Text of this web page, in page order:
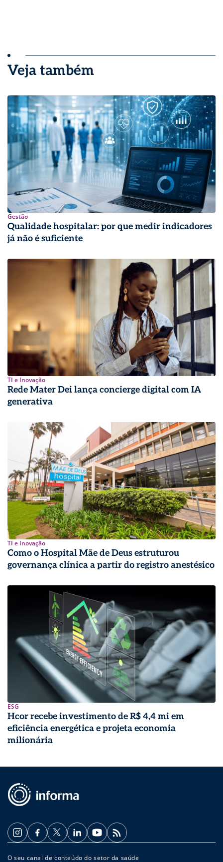
Veja também
Gestão
Qualidade hospitalar: por que medir indicadores
já não é suficiente
TI e Inovação
Rede Mater Dei lança concierge digital com IA
generativa
TI e Inovação
Como o Hospital Mãe de Deus estruturou
governança clínica a partir do registro anestésico
ESG
Hcor recebe investimento de R$ 4,4 mi em
eficiência energética e projeta economia
milionária
O seu canal de conteúdo do setor da saúde